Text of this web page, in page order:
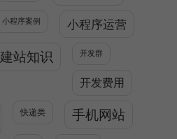
小程序案例 小程序运营
建站知识 开发群
开发费用
快递类 手机网站